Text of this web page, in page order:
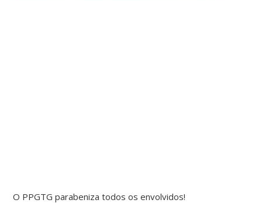
O PPGTG parabeniza todos os envolvidos!